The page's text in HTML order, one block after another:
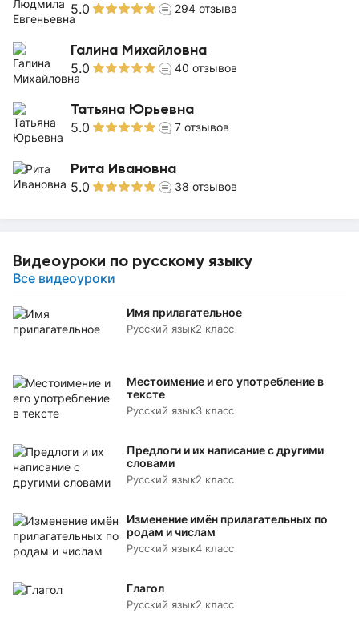
5.0 294 отзыва
Галина Михайловна
5.0 40 отзывов
Татьяна Юрьевна
5.0 7 отзывов
Рита Ивановна
5.0 38 отзывов
Видеоуроки по русскому языку
Все видеоуроки
Имя прилагательное
Русский язык2 класс
Местоимение и его употребление в
тексте
Русский язык3 класс
Предлоги и их написание с другими
словами
Русский язык2 класс
Изменение имён прилагательных по
родам и числам
Русский язык4 класс
Глагол
Русский язык2 класс